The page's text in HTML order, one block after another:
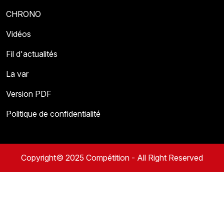
CHRONO
Vidéos
Fil d'actualités
La var
Version PDF
Politique de confidentialité
Copyright© 2025 Compétition - All Right Reserved